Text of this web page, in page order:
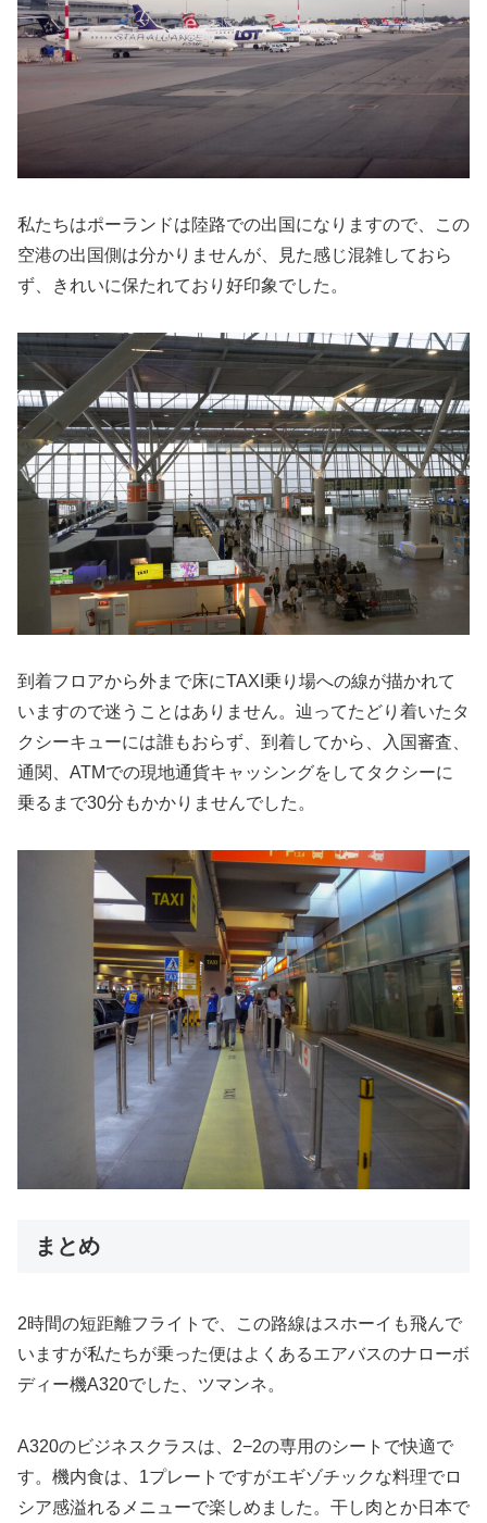
私たちはポーランドは陸路での出国になりますので、この
空港の出国側は分かりませんが、見た感じ混雑しておら
ず、きれいに保たれており好印象でした。
到着フロアから外まで床にTAXI乗り場への線が描かれて
いますので迷うことはありません。辿ってたどり着いたタ
クシーキューには誰もおらず、到着してから、入国審査、
通関、ATMでの現地通貨キャッシングをしてタクシーに
乗るまで30分もかかりませんでした。
まとめ
2時間の短距離フライトで、この路線はスホーイも飛んで
いますが私たちが乗った便はよくあるエアバスのナローボ
ディー機A320でした、ツマンネ。
A320のビジネスクラスは、2−2の専用のシートで快適で
す。機内食は、1プレートですがエギゾチックな料理でロ
シア感溢れるメニューで楽しめました。干し肉とか日本で